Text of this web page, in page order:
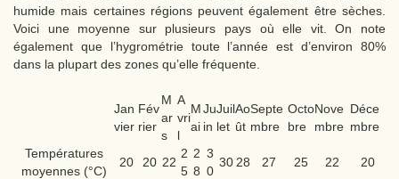
humide mais certaines régions peuvent également être sèches.
Voici une moyenne sur plusieurs pays où elle vit. On note
également que l’hygrométrie toute l’année est d’environ 80%
dans la plupart des zones qu’elle fréquente.
Jan
vier
Fév
rier
M
ar
s
A
vri
l
M
ai
Ju
in
Juil
let
Ao
ût
Septe
mbre
Octo
bre
Nove
mbre
Déce
mbre
Températures
moyennes (°C)
20 20 22
2
5
2
8
3
0
30 28 27 25 22 20